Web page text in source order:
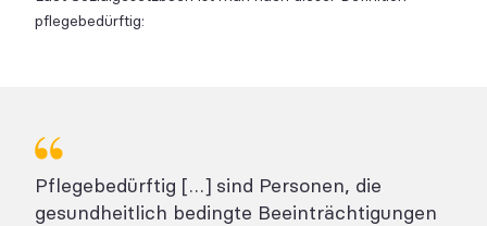
pflegebedürftig:
Pflegebedürftig […] sind Personen, die
gesundheitlich bedingte Beeinträchtigungen